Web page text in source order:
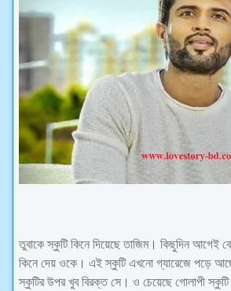
তুবাকে স্কুটি কিনে দিয়েছে তাজিম। কিছুদিন আগেই
কিনে দেয় ওকে। এই স্কুটি এখনো গ্যারেজে পড়ে
স্কুটির উপর খুব বিরক্ত সে। ও চেয়েছে গোলাপী